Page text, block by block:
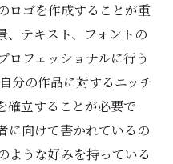
ロゴを作成することが重
、テキスト、フォントの
ロフェッショナルに行う
分の作品に対するニッチ
確立することが必要で
に向けて書かれているの
ような好みを持っている